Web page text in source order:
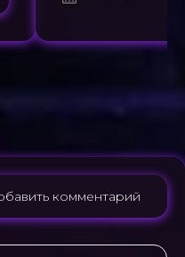
комментарий